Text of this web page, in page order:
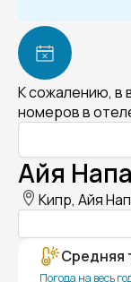
К сожалению, в
номеров в
Айя
Кипр, Айя
Средняя
Погода на весь